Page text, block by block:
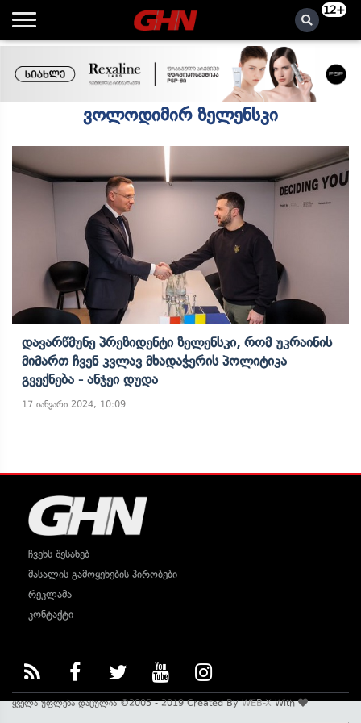
12+
ვოლოდიმირ ზელენსკი
Დავარწმუნე Პრეზიდენტი Ზელენსკი, Რომ Უკრაინის
Მიმართ Ჩვენ Კვლავ Მხადაჭერის Პოლიტიკა
Გვექნება - Ანჯეი Დუდა
17 იანვარი 2024, 10:09
ჩვენს შესახებ
მასალის გამოყენების პირობები
რეკლამა
კონტაქტი
ყველა უფლება დაცულია ©2005 - 2019 Created ByWEB-XWith